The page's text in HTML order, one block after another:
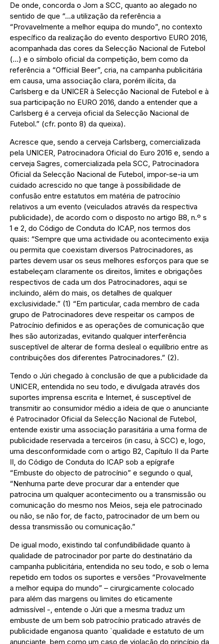
De onde, concorda o Jom a SCC, quanto ao alegado no
sentido de que “…a utilização da referência a
“Provavelmente a melhor equipa do mundo”, no contexto
específico da realização do evento desportivo EURO 2016,
acompanhada das cores da Selecção Nacional de Futebol
(…) e o símbolo oficial da competição, bem como da
referência a “Official Beer”, cria, na campanha publicitária
em causa, uma associação clara, porém ilícita, da
Carlsberg e da UNICER à Selecção Nacional de Futebol e à
sua participação no EURO 2016, dando a entender que a
Carlsberg é a cerveja oficial da Selecção Nacional de
Futebol.” (cfr. ponto 8) da queixa).
Acresce que, sendo a cerveja Carlsberg, comercializada
pela UNICER, Patrocinadora Oficial do Euro 2016 e, sendo a
cerveja Sagres, comercializada pela SCC, Patrocinadora
Oficial da Selecção Nacional de Futebol, impor-se-ia um
cuidado acrescido no que tange à possibilidade de
confusão entre estatutos em matéria de patrocínio
relativos a um evento (veiculados através da respectiva
publicidade), de acordo com o disposto no artigo B8, n.º s
1 e 2, do Código de Conduta do ICAP, nos termos dos
quais: “Sempre que uma actividade ou acontecimento exija
ou permita que coexistam diversos Patrocinadores, as
partes devem usar os seus melhores esforços para que se
estabeleçam claramente os direitos, limites e obrigações
respectivos de cada um dos Patrocinadores, aqui se
incluindo, além do mais, os detalhes de qualquer
exclusividade.” (1) “Em particular, cada membro de cada
grupo de Patrocinadores deve respeitar os campos de
Patrocínio definidos e as operações de comunicação que
lhes são autorizadas, evitando qualquer interferência
susceptível de alterar de forma desleal o equilíbrio entre as
contribuições dos diferentes Patrocinadores.” (2).
Tendo o Júri chegado à conclusão de que a publicidade da
UNICER, entendida no seu todo, e divulgada através dos
suportes imprensa escrita e Internet, é susceptível de
transmitir ao consumidor médio a ideia de que o anunciante
é Patrocinador Oficial da Selecção Nacional de Futebol,
entende existir uma associação parasitária a uma forma de
publicidade reservada a terceiros (in casu, à SCC) e, logo,
uma desconformidade com o artigo B2, Capítulo II da Parte
II, do Código de Conduta do ICAP sob a epígrafe
“Embuste do objecto de patrocínio” e segundo o qual,
“Nenhuma parte deve procurar dar a entender que
patrocina um qualquer acontecimento ou a transmissão ou
comunicação do mesmo nos Meios, seja ele patrocinado
ou não, se não for, de facto, patrocinador de um bem ou
dessa transmissão ou comunicação.”
De igual modo, existindo tal confundibilidade quanto à
qualidade de patrocinador por parte do destinatário da
campanha publicitária, entendida no seu todo, e sob o lema
repetido em todos os suportes e versões “Provavelmente
a melhor equipa do mundo” – cirurgicamente colocado
para além das margens ou limites do eticamente
admissível -, entende o Júri que a mesma traduz um
embuste de um bem sob patrocínio praticado através de
publicidade enganosa quanto `qualidade e estatuto de um
anunciante, bem como um caso de violação do princípio da